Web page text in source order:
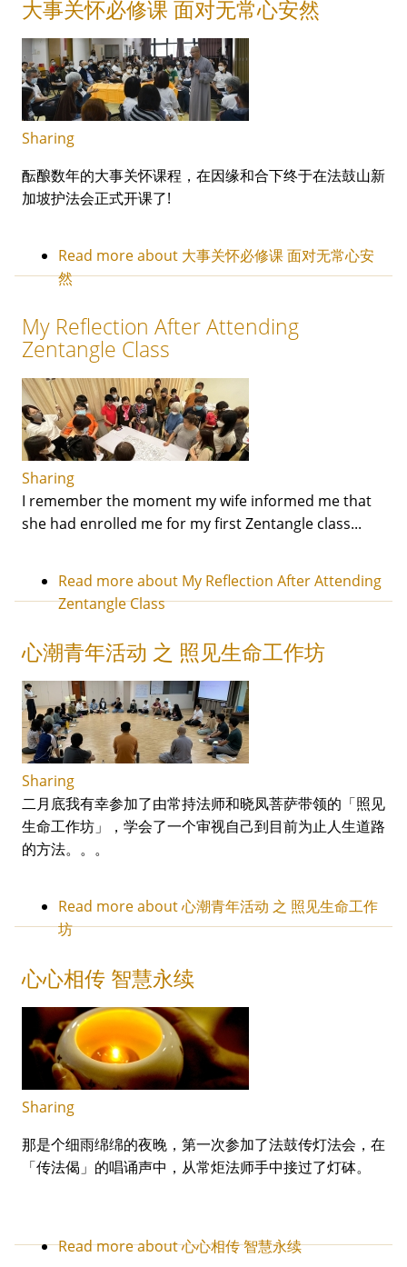
大事关怀必修课 面对无常心安然
Sharing
酝酿数年的大事关怀课程，在因缘和合下终于在法鼓山新
加坡护法会正式开课了!
Read moreabout 大事关怀必修课 面对无常心安
然
My Reflection After Attending
Zentangle Class
Sharing
I remember the moment my wife informed me that
she had enrolled me for my first Zentangle class...
Read moreabout My Reflection After Attending
Zentangle Class
心潮青年活动 之 照见生命工作坊
Sharing
二月底我有幸参加了由常持法师和晓凤菩萨带领的「照见
生命工作坊」，学会了一个审视自己到目前为止人生道路
的方法。。。
Read moreabout 心潮青年活动 之 照见生命工作
坊
心心相传 智慧永续
Sharing
那是个细雨绵绵的夜晚，第一次参加了法鼓传灯法会，在
「传法偈」的唱诵声中，从常炬法师手中接过了灯砵。
Read moreabout 心心相传 智慧永续